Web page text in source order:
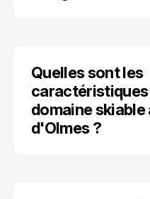
Quelles sont les
domaine
d'Olmes ?